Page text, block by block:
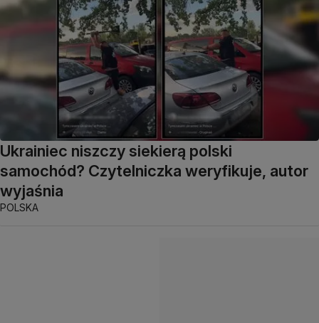
Ukrainiec niszczy siekierą polski
samochód? Czytelniczka weryfikuje, autor
wyjaśnia
POLSKA